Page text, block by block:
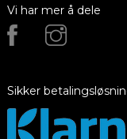
Vi har mer å dele
Sikker